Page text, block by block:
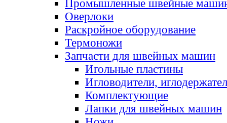
Промышленные швейные
Оверлоки
Раскройное оборудование
Термоножи
Запчасти для швейных машин
Игольные пластины
Игловодители,
Комплектующие
Лапки для швейных машин